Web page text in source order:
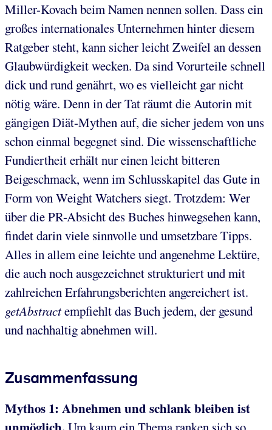
Miller-Kovach beim Namen nennen sollen. Dass ein
großes internationales Unternehmen hinter diesem
Ratgeber steht, kann sicher leicht Zweifel an dessen
Glaubwürdigkeit wecken. Da sind Vorurteile schnell
dick und rund genährt, wo es vielleicht gar nicht
nötig wäre. Denn in der Tat räumt die Autorin mit
gängigen Diät-Mythen auf, die sicher jedem von uns
schon einmal begegnet sind. Die wissenschaftliche
Fundiertheit erhält nur einen leicht bitteren
Beigeschmack, wenn im Schlusskapitel das Gute in
Form von Weight Watchers siegt. Trotzdem: Wer
über die PR-Absicht des Buches hinwegsehen kann,
findet darin viele sinnvolle und umsetzbare Tipps.
Alles in allem eine leichte und angenehme Lektüre,
die auch noch ausgezeichnet strukturiert und mit
zahlreichen Erfahrungsberichten angereichert ist.
getAbstractempfiehlt das Buch jedem, der gesund
und nachhaltig abnehmen will.
Zusammenfassung
Mythos 1: Abnehmen und schlank bleiben ist